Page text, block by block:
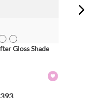
Gloss Shade
393